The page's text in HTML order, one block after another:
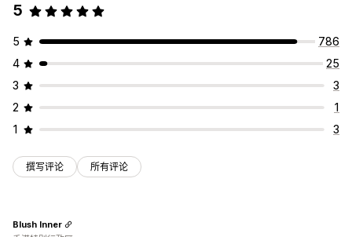
5
5
786
4
25
3
3
2
1
1
3
撰写评论 所有评论
Blush Inner